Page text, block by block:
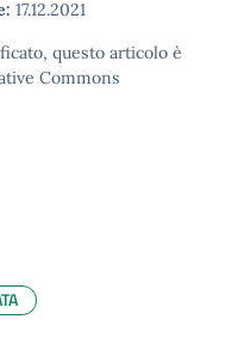
17.12.2021
questo articolo è
Commons